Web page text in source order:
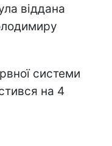
віддана
системи
на 4